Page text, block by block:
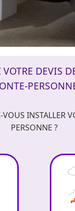
DEVIS
INSTALLER
PERSONNE ?